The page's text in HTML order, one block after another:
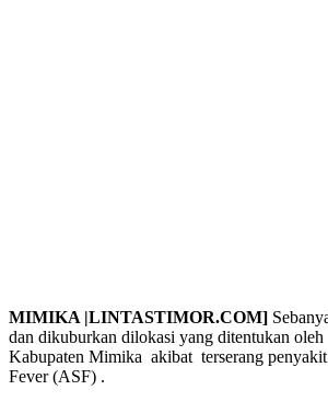
MIMIKA |LINTASTIMOR.COM]
dan dikuburkan dilokasi yang ditentukan
Kabupaten Mimika akibat terserang
Fever (ASF) .